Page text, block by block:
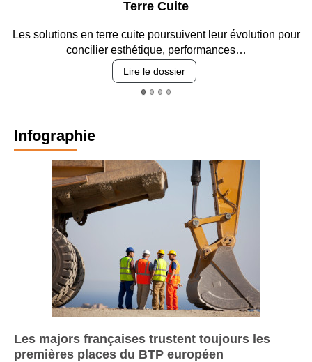
Terre Cuite
Les solutions en terre cuite poursuivent leur évolution pour
concilier esthétique, performances…
Lire le dossier
Infographie
Les majors françaises trustent toujours les
premières places du BTP européen